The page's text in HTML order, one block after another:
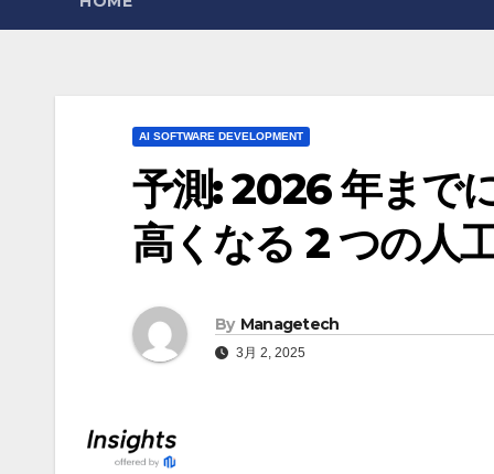
AI SOFTWARE DEVELOPMENT
予測: 2026 年まで
高くなる 2 つの人
By Managetech
3月 2, 2025